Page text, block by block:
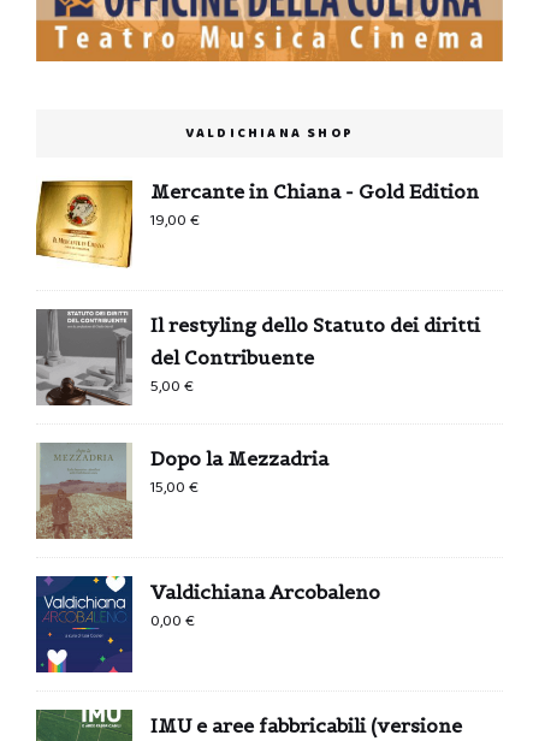
VALDICHIANA SHOP
Mercante in Chiana - Gold Edition
19,00€
Il restyling dello Statuto dei diritti
del Contribuente
5,00€
Dopo la Mezzadria
15,00€
Valdichiana Arcobaleno
0,00€
IMU e aree fabbricabili (versione